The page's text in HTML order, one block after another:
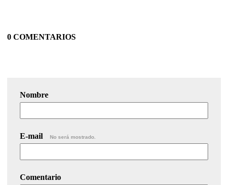
0 COMENTARIOS
Nombre
E-mail No será mostrado.
Comentario